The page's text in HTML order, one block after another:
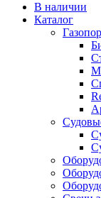
В наличии
Каталог